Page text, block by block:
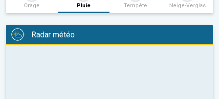
Orage Pluie Tempête Neige-Verglas
Radar météo